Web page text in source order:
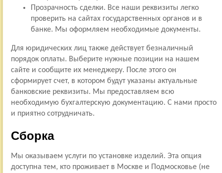
Прозрачность сделки. Все наши реквизиты легко
проверить на сайтах государственных органов и в
банке. Мы оформляем необходимые документы.
Для юридических лиц также действует безналичный
порядок оплаты. Выберите нужные позиции на нашем
сайте и сообщите их менеджеру. После этого он
сформирует счет, в котором будут указаны актуальные
банковские реквизиты. Мы предоставляем всю
необходимую бухгалтерскую документацию. С нами просто
и приятно сотрудничать.
Сборка
Мы оказываем услуги по установке изделий. Эта опция
доступна тем, кто проживает в Москве и Подмосковье (не